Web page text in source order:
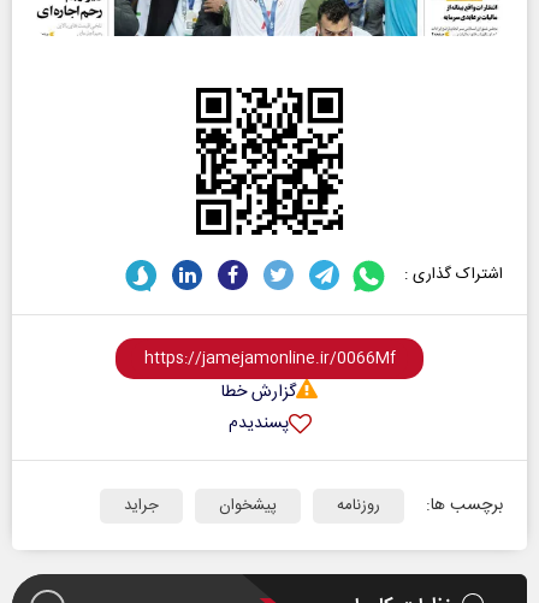
اشتراک گذاری :
گزارش خطا
پسندیدم
برچسب ها: روزنامه پیشخوان جراید